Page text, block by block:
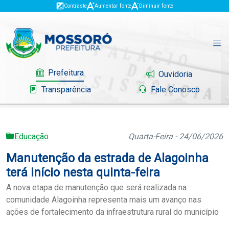
Contraste Aumentar fonte Diminuir fonte
Prefeitura
Ouvidoria
Transparência
Fale Conosco
Governo
Mossoró
Serviços
Portal do Contribuinte
Educação Quarta-Feira - 24/06/2026
Manutenção da estrada de Alagoinha
terá início nesta quinta-feira
A nova etapa de manutenção que será realizada na
comunidade Alagoinha representa mais um avanço nas
ações de fortalecimento da infraestrutura rural do município